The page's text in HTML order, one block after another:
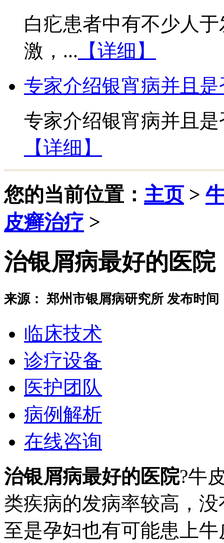
白疕患者中有不少人
激，... 【详细】
专家介绍银宵病并且
专家介绍银宵病并且
【详细】
您的当前位置： 主页>
皮癣治疗 >
治银屑病最好的医院
来源： 郑州市银屑病研究所 发布时间
临床技术
诊疗设备
医护团队
病例解析
在线咨询
治银屑病最好的医院?牛
类疾病的发病率较高，
至是孕妇也有可能患上